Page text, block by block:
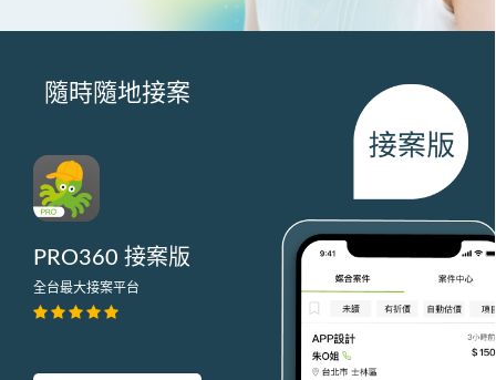
隨時隨地接案
PRO360 接案版
全台最大接案平台